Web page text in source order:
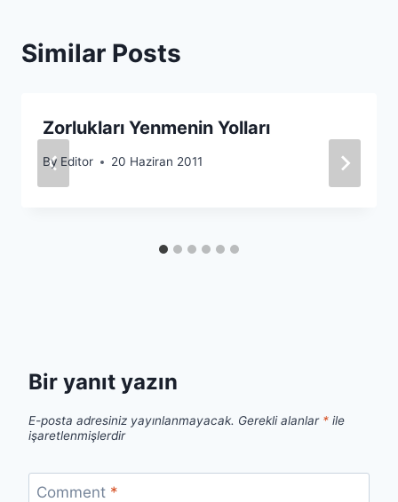
Similar Posts
Zorlukları Yenmenin Yolları
By Editor 20 Haziran 2011
Bir yanıt yazın
E-posta adresiniz yayınlanmayacak. Gerekli alanlar * ile
işaretlenmişlerdir
Comment *